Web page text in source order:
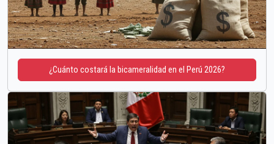
¿Cuánto costará la bicameralidad en el Perú 2026?